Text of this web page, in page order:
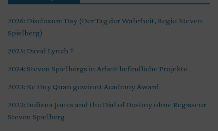
2026: Disclosure Day (Der Tag der Wahrheit, Regie: Steven
Spielberg)
2025: David Lynch †
2024: Steven Spielbergs in Arbeit befindliche Projekte
2023: Ke Huy Quan gewinnt Academy Award
2023: Indiana Jones and the Dial of Destiny ohne Regisseur
Steven Spielberg